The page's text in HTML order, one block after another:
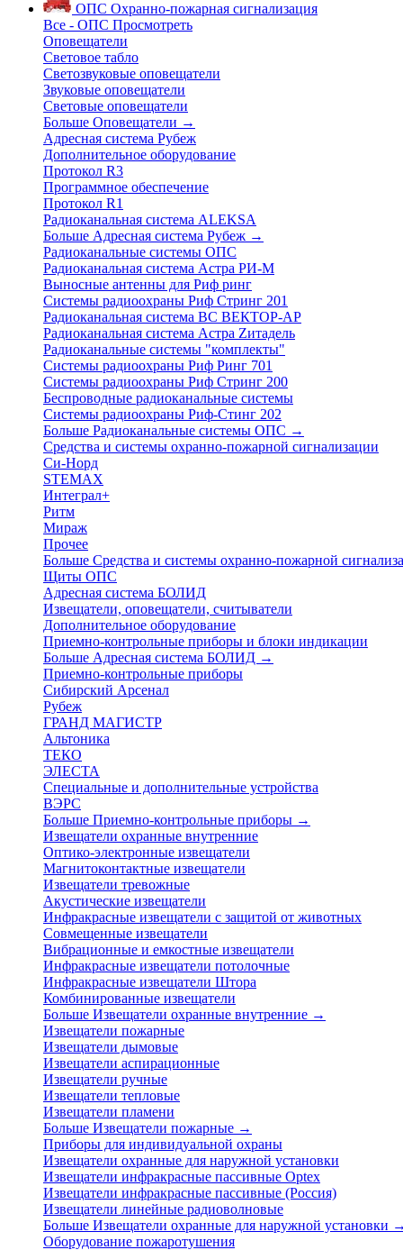
ОПС Охранно-пожарная сигнализация
Все - ОПС Просмотреть
Оповещатели
Световое табло
Светозвуковые оповещатели
Звуковые оповещатели
Световые оповещатели
Больше Оповещатели →
Адресная система Рубеж
Дополнительное оборудование
Протокол R3
Программное обеспечение
Протокол R1
Радиоканальная система ALEKSA
Больше Адресная система Рубеж →
Радиоканальные системы ОПС
Радиоканальная система Астра РИ-М
Выносные антенны для Риф ринг
Системы радиоохраны Риф Стринг 201
Радиоканальная система ВС ВЕКТОР-АР
Радиоканальная система Астра Zитадель
Радиоканальные системы "комплекты"
Системы радиоохраны Риф Ринг 701
Системы радиоохраны Риф Стринг 200
Беспроводные радиоканальные системы
Системы радиоохраны Риф-Стинг 202
Больше Радиоканальные системы ОПС →
Средства и системы охранно-пожарной сигнализации
Си-Норд
STEMAX
Интеграл+
Ритм
Мираж
Прочее
Больше Средства и системы охранно-пожарной
Щиты ОПС
Адресная система БОЛИД
Извещатели, оповещатели, считыватели
Дополнительное оборудование
Приемно-контрольные приборы и блоки индикации
Больше Адресная система БОЛИД →
Приемно-контрольные приборы
Сибирский Арсенал
Рубеж
ГРАНД МАГИСТР
Альтоника
ТЕКО
ЭЛЕСТА
Специальные и дополнительные устройства
ВЭРС
Больше Приемно-контрольные приборы →
Извещатели охранные внутренние
Оптико-электронные извещатели
Магнитоконтактные извещатели
Извещатели тревожные
Акустические извещатели
Инфракрасные извещатели с защитой от животных
Совмещенные извещатели
Вибрационные и емкостные извещатели
Инфракрасные извещатели потолочные
Инфракрасные извещатели Штора
Комбинированные извещатели
Больше Извещатели охранные внутренние →
Извещатели пожарные
Извещатели дымовые
Извещатели аспирационные
Извещатели ручные
Извещатели тепловые
Извещатели пламени
Больше Извещатели пожарные →
Приборы для индивидуальной охраны
Извещатели охранные для наружной установки
Извещатели инфракрасные пассивные Optex
Извещатели инфракрасные пассивные (Россия)
Извещатели линейные радиоволновые
Больше Извещатели охранные для наружной установки →
Оборудование пожаротушения